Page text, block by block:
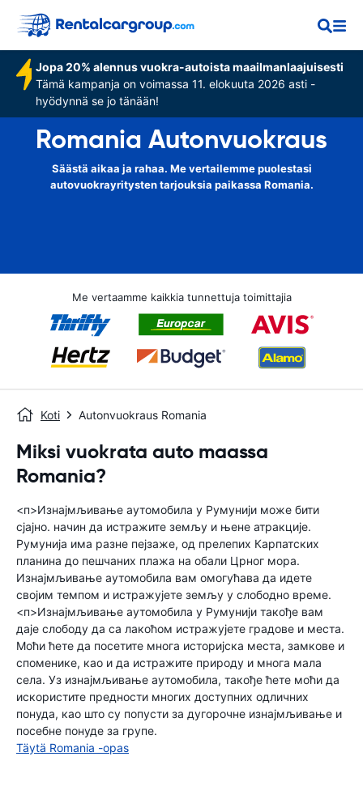
Jopa 20% alennus vuokra-autoista maailmanlaajuisesti
Tämä kampanja on voimassa 11. elokuuta 2026 asti -
hyödynnä se jo tänään!
Romania Autonvuokraus
Säästä aikaa ja rahaa. Me vertailemme puolestasi
autovuokrayritysten tarjouksia paikassa Romania.
Me vertaamme kaikkia tunnettuja toimittajia
Koti Autonvuokraus Romania
Miksi vuokrata auto maassa
Romania?
<п>Изнајмљивање аутомобила у Румунији може бити
сјајно. начин да истражите земљу и њене атракције.
Румунија има разне пејзаже, од прелепих Карпатских
планина до пешчаних плажа на обали Црног мора.
Изнајмљивање аутомобила вам омогућава да идете
својим темпом и истражујете земљу у слободно време.
<п>Изнајмљивање аутомобила у Румунији такође вам
даје слободу да са лакоћом истражујете градове и места.
Моћи ћете да посетите многа историјска места, замкове и
споменике, као и да истражите природу и многа мала
села. Уз изнајмљивање аутомобила, такође ћете моћи да
искористите предности многих доступних одличних
понуда, као што су попусти за дугорочне изнајмљивање и
посебне понуде за групе.
Täytä Romania -opas